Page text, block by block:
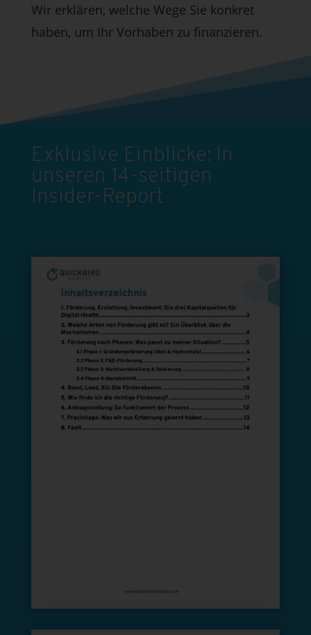
Wir erklären, welche Wege Sie konkret
haben, um Ihr Vorhaben zu finanzieren.
Exklusive Einblicke: In
unseren 14-seitigen
Insider-Report